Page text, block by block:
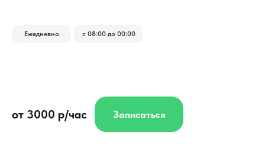
от 3000 р/час
Ежедневно с 08:00 до 00:00
Записаться